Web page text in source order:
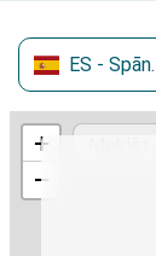
ES - Spānija
+
−